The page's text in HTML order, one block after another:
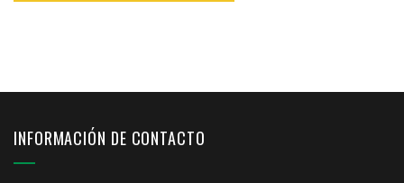
INFORMACIÓN DE CONTACTO